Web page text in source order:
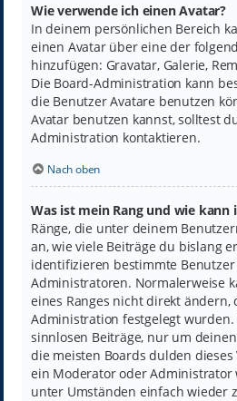
Wie verwende ich einen Avatar?
In deinem persönlichen Bereich
einen Avatar über eine der
hinzufügen: Gravatar, Galerie,
Die Board-Administration kann
die Benutzer Avatare benutzen
Avatar benutzen kannst, solltest
Administration kontaktieren.
Nach oben
Was ist mein Rang und wie kann
Ränge, die unter deinem
an, wie viele Beiträge du bislang
identifizieren bestimmte
Administratoren. Normalerweise
eines Ranges nicht direkt ändern,
Administration festgelegt wurden.
sinnlosen Beiträge, nur um
die meisten Boards dulden
ein Moderator oder Administrator
unter Umständen einfach wieder